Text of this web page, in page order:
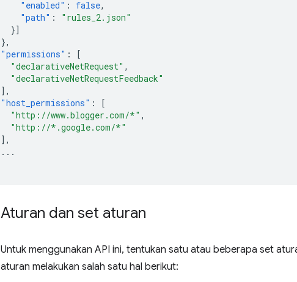
"enabled" : false,
"path" :
"rules_2.json"
}]
},
"permissions" :
[
"declarativeNetRequest" ,
"declarativeNetRequestFeedback"
],
"host_permissions" :
[
"http://www.blogger.com/*" ,
"http://*.google.com/*"
],
...
Aturan dan set aturan
Untuk menggunakan API ini, tentukan satu atau beberapa set
aturan melakukan salah satu hal berikut: